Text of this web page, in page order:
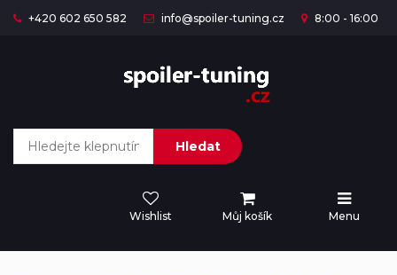
+420 602 650 582 info@spoiler-tuning.cz 8:00 - 16:00
Hledat
Wishlist Můj košík Menu